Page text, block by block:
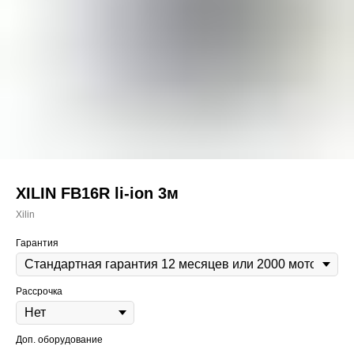
XILIN FB16R li-ion 3м
Xilin
Гарантия
Рассрочка
Доп. оборудование